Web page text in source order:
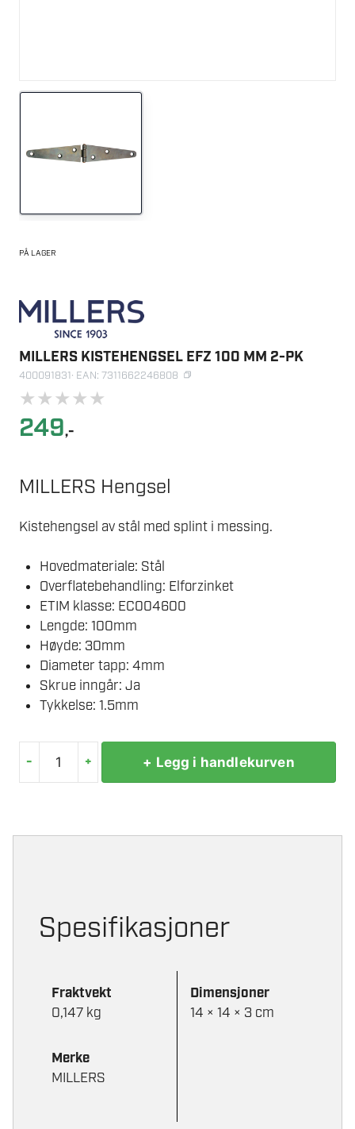
PÅ LAGER
MILLERS KISTEHENGSEL EFZ 100 MM 2-PK
400091831· EAN: 7311662246808
★★★★★
249,-
MILLERS Hengsel
Kistehengsel av stål med splint i messing.
Hovedmateriale: Stål
Overflatebehandling: Elforzinket
ETIM klasse: EC004600
Lengde: 100mm
Høyde: 30mm
Diameter tapp: 4mm
Skrue inngår: Ja
Tykkelse: 1.5mm
-
MILLERS
+ + Legg i handlekurven
Spesifikasjoner
Fraktvekt
0,147 kg
Dimensjoner
14 × 14 × 3 cm
Merke
MILLERS